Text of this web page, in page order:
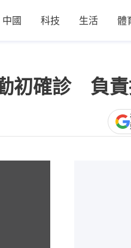
中國 科技 生活 體
初確診 負